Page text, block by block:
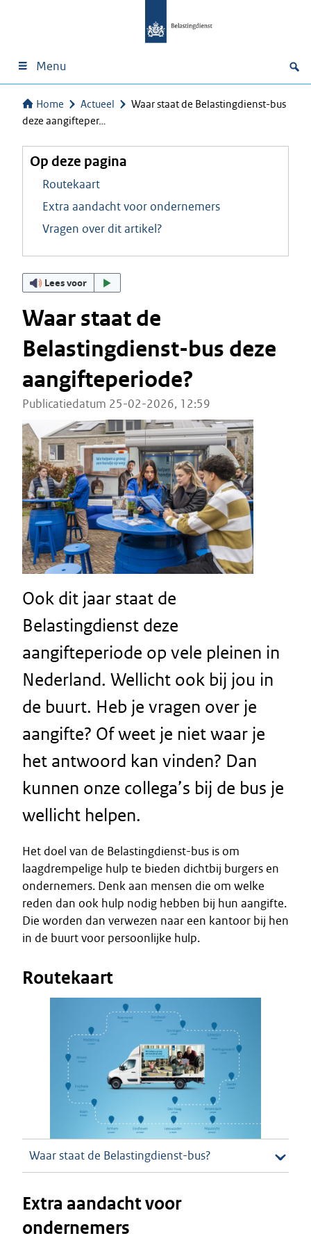
Menu
Home Actueel
Waar staat de Belastingdienst-bus
deze aangifteper…
Op deze pagina
Routekaart
Extra aandacht voor ondernemers
Vragen over dit artikel?
Lees voor
Waar staat de
Belastingdienst-bus deze
aangifteperiode?
Publicatiedatum 25-02-2026, 12:59
Ook dit jaar staat de
Belastingdienst deze
aangifteperiode op vele pleinen in
Nederland. Wellicht ook bij jou in
de buurt. Heb je vragen over je
aangifte? Of weet je niet waar je
het antwoord kan vinden? Dan
kunnen onze collega’s bij de bus je
wellicht helpen.
Het doel van de Belastingdienst-bus is om
laagdrempelige hulp te bieden dichtbij burgers en
ondernemers. Denk aan mensen die om welke
reden dan ook hulp nodig hebben bij hun aangifte.
Die worden dan verwezen naar een kantoor bij hen
in de buurt voor persoonlijke hulp.
Routekaart
Waar staat de Belastingdienst-bus?
Extra aandacht voor
ondernemers